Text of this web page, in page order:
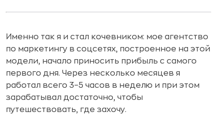
Именно так я и стал кочевником: мое агентство
по маркетингу в соцсетях, построенное на этой
модели, начало приносить прибыль с самого
первого дня. Через несколько месяцев я
работал всего 3–5 часов в неделю и при этом
зарабатывал достаточно, чтобы
путешествовать, где захочу.